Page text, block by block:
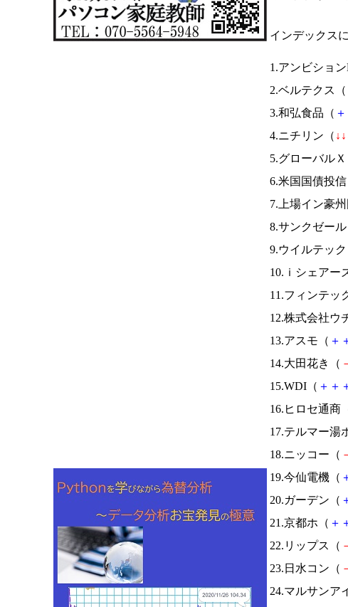
インデックス
1.アンビショ
2.ベルテクス（
3.和弘食品（ ＋
4.ニチリン（ ↓ ↓
5.グローバル
6.米国国債投
7.上場イン豪
8.サンクゼール
9.ウイルテック
10.ｉシェアー
11.フィンテッ
12.株式会社ウ
13.アスモ（ ＋
14.大田花き（
15.WDI（ ＋ ＋
16.ヒロセ通商
17.テルマー湯
18.ニッコー（
19.今仙電機（
20.ガーデン（
21.京都ホ（ ＋
22.リップス（
23.日水コン（
24.マルサンア